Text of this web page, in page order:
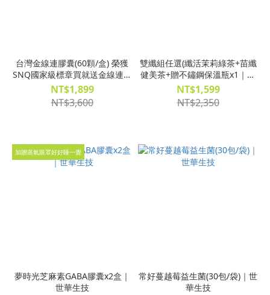
台灣金線連膠囊(60顆/盒) 榮獲
SNQ國家級標章買就送金線連茶
20包裝｜世華生技
NT$1,899
NT$3,600
雙纖組任選(纖活茉莉綠茶+苗纖
健美茶+贈不鏽鋼保溫瓶x1｜世
華生技 膳食纖維
NT$1,599
NT$2,350
加贈蒸氣眼罩好好睡一覺
夢時光芝麻素GABA膠囊x2盒｜
世華生技
常好蔓越莓益生菌(30包/袋)｜世
華生技